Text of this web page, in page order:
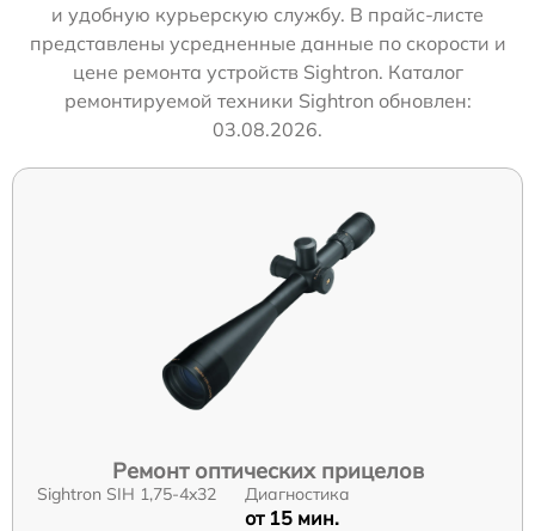
и удобную курьерскую службу. В прайс-листе
представлены усредненные данные по скорости и
цене ремонта устройств Sightron. Каталог
ремонтируемой техники Sightron обновлен:
03.08.2026.
Ремонт оптических прицелов
Sightron SIH 1,75-4x32 Диагностика
от 15 мин.